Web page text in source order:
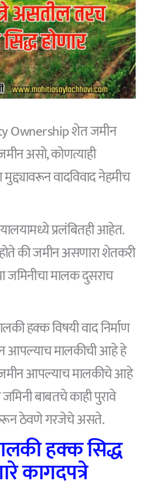
Ownership शेत जमीन
असो, कोणत्याही
मुद्द्यावरून वादविवाद नेहमीच
प्रलंबितही आहेत.
की जमीन असणारा शेतकरी
मालक दुसराच
हक्क विषयी वाद निर्माण
आपल्याच मालकीची आहे हे
आपल्याच मालकीचे आहे
बाबतचे काही पुरावे
ठेवणे गरजेचे असते.
हक्क सिद्ध
कागदपत्रे